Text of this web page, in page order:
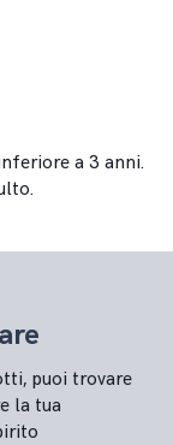
a 3 anni.
puoi trovare
la tua